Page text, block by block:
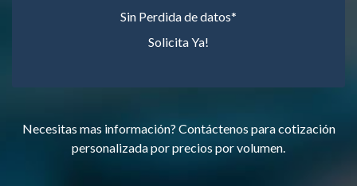
Sin Perdida de datos*
Solicita Ya!
Necesitas mas información? Contáctenos para cotización
personalizada por precios por volumen.